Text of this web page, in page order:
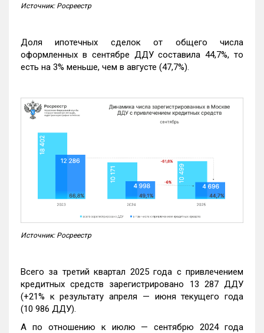
Источник: Росреестр
Доля ипотечных сделок от общего числа
оформленных в сентябре ДДУ составила 44,7%, то
есть на 3% меньше, чем в августе (47,7%).
Источник: Росреестр
Всего за третий квартал 2025 года с привлечением
кредитных средств зарегистрировано 13 287 ДДУ
(+21% к результату апреля — июня текущего года
(10 986 ДДУ).
А по отношению к июлю — сентябрю 2024 года